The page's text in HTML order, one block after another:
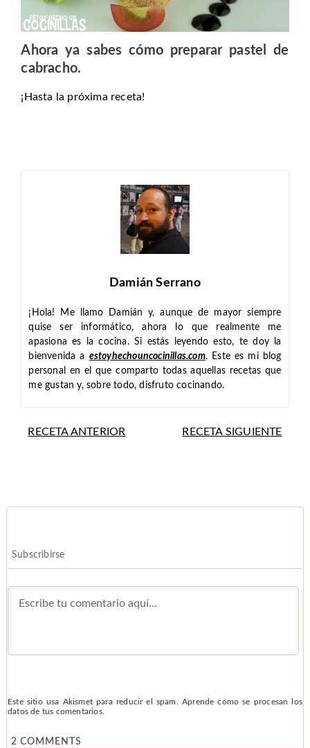
Ahora ya sabescómo preparar pastel de
cabracho.
¡Hasta la próxima receta!
Damián Serrano
¡Hola! Me llamo Damián y, aunque de mayor siempre
quise ser informático, ahora lo que realmente me
apasiona es la cocina. Si estás leyendo esto, te doy la
bienvenida a estoyhechouncocinillas.com. Este es mi blog
personal en el que comparto todas aquellas recetas que
me gustan y, sobre todo, disfruto cocinando.
RECETA ANTERIOR RECETA SIGUIENTE
Subscribirse
Este sitio usa Akismet para reducir el spam. Aprende cómo se procesan los
datos de tus comentarios.
2 COMMENTS